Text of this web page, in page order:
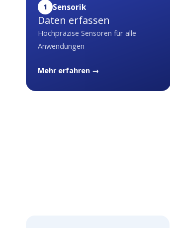
1 Sensorik
Daten erfassen
Hochpräzise Sensoren für alle
Anwendungen
Mehr erfahren →